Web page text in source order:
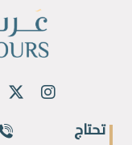
تحتاج